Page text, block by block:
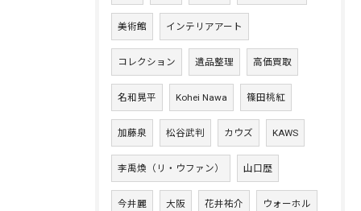
美術館 インテリアアート
コレクション 遺品整理 高価買取
名和晃平 Kohei Nawa 篠田桃紅
加藤泉 松谷武判 カウズ KAWS
李禹煥（リ・ウファン） 山口歴
今井麗 大阪 花井祐介 ウォーホル